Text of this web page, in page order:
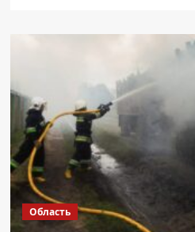
на
ДТП
на
Вінниччині,
де
авто
згоріли
двоє
людей
Область